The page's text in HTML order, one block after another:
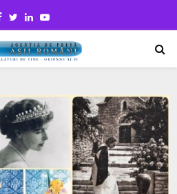
Facebook
TwitterLinkedinYoutube